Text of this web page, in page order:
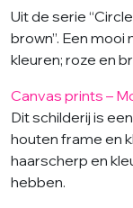
Uit de serie
brown”. Een
kleuren; roze en
Canvas prints –
Dit schilderij is
houten frame en
haarscherp en
hebben.